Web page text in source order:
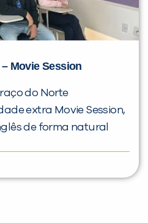
Movie Session
do Norte
extra Movie Session,
de forma natural